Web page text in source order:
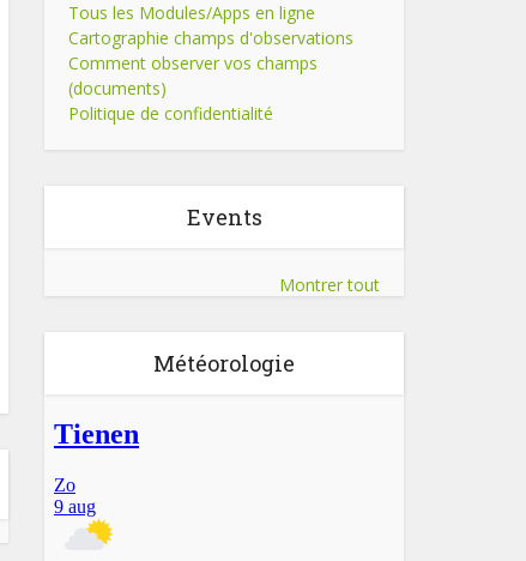
Tous les Modules/Apps en ligne
Cartographie champs d'observations
Comment observer vos champs
(documents)
Politique de confidentialité
Events
Montrer tout
Météorologie